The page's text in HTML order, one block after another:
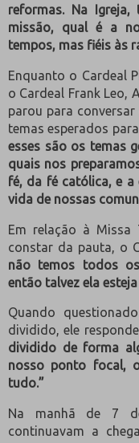
reformas. Na
missão, qual é a
tempos, mas fiéis às
Enquanto o Cardeal
o Cardeal Frank Leo,
parou para conversar
temas esperados
esses são os temas
quais nos
fé, da fé católica, e a
vida de nossas
Em relação à Missa
constar da pauta, o
não temos todos
então talvez ela
Quando
dividido, ele
dividido de forma
nosso ponto focal,
tudo.”
Na manhã de 7
continuavam a